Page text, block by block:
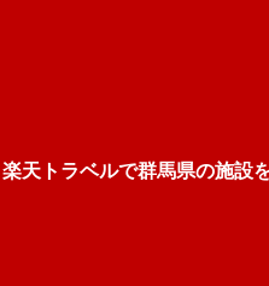
楽天トラベルで群馬県の施設